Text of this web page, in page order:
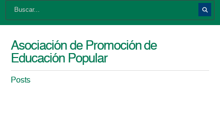
Asociación de Promoción de
Educación Popular
Posts